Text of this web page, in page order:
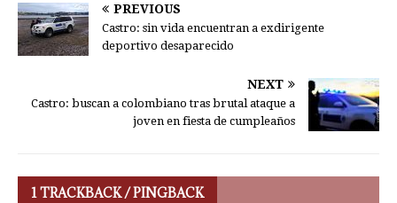
PREVIOUS
Castro: sin vida encuentran a exdirigente
deportivo desaparecido
NEXT
Castro: buscan a colombiano tras brutal ataque a
joven en fiesta de cumpleaños
1 TRACKBACK / PINGBACK